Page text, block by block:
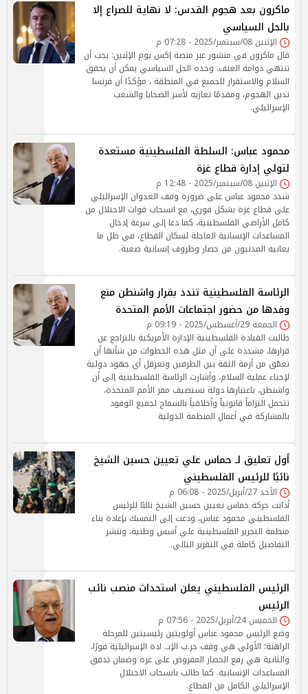
ماكرون بعد هجوم القدس: لا نهاية للصراع إلا
بالحل السياسي
الإثنين 08/سبتمبر/2025 - 07:28 م
قال ماكرون في منشور عبر منصة إكس يوم الإثنين: يجب أن
تنتهي دوامة العنف، وحده الحل السياسي يمكن أن يحقق
السلام والاستقرار للجميع في المنطقة ، مؤكدًا أن فرنسا
تدين الهجوم، ومقدمًا تعازيه لأسر الضحايا والشعب
الإسرائيلي.
محمود عباس: السلطة الفلسطينية مستعدة
لتولي إدارة قطاع غزة
الإثنين 08/سبتمبر/2025 - 12:48 م
شدد محمود عباس على ضرورة وقف العدوان الإسرائيلي
على قطاع غزة بشكل فوري، مع انسحاب قوات الاحتلال من
كامل الأراضي الفلسطينية، كما دعا إلى سرعة إدخال
المساعدات الإنسانية العاجلة لسكان القطاع، في ظل ما
يعانيه المدنيون من حصار وظروف إنسانية صعبة.
الرئاسة الفلسطينية تندد بقرار واشنطن منع
وفدها من حضور اجتماعات الأمم المتحدة
الجمعة 29/أغسطس/2025 - 09:19 م
طالبت القيادة الفلسطينية الإدارة الأمريكية بالتراجع عن
قرارها، مشددة على أن مثل هذه الخطوات من شأنها أن
تعمّق من أزمة الثقة بين الطرفين وتعرقل أي جهود دولية
لإحياء عملية السلام، وأشارت الرئاسة الفلسطينية إلى أن
واشنطن، باعتبارها دولة تستضيف مقر الأمم المتحدة،
تتحمل التزاماً قانونياً وأخلاقياً بالسماح لجميع الوفود
بالمشاركة في أعمال المنظمة الدولية
أول تعليق لـ حماس علي تعيين حسين الشيخ
نائبًا للرئيس الفلسطيني
الأحد 27/أبريل/2025 - 06:08 م
أدانت حركة حماس تعيين حسين الشيخ نائبًا للرئيس
الفلسطيني محمود عباس، ودعت إلى التمسك بإعادة بناء
منظمة التحرير الفلسطينية علي أسس وطنية، وننشر
التفاصيل كاملة في التقرير التالي.
الرئيس الفلسطيني يعلن استحداث منصب نائب
الرئيس
الخميس 24/أبريل/2025 - 07:56 م
وضع الرئيس محمود عباس أولويتين رئيسيتين للمرحلة
الراهنة؛ الأولى هي وقف حر.ب الإبـ. ادة الإسرائيلية فورًا،
والثانية هي رفع الحصار المفروض على غزة وضمان تدفق
المساعدات الإنسانية. كما طالب بانسحاب الاحتلال
الإسرائيلي الكامل من القطاع.